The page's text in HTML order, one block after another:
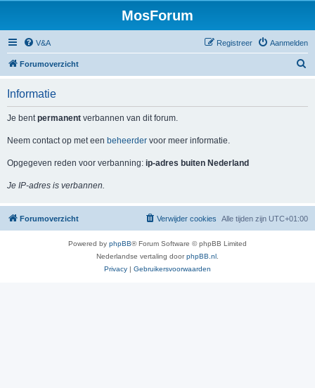
MosForum
V&A Aanmelden
Registreer
Forumoverzicht
Informatie
Je bentpermanent verbannen van dit forum.
Neem contact op met een beheerder voor meer informatie.
Opgegeven reden voor verbanning: ip-adres buiten Nederland
Je IP-adres is verbannen.
Forumoverzicht Alle tijden zijn UTC+01:00
Verwijder cookies
Powered by phpBB® Forum Software © phpBB Limited
Nederlandse vertaling doorphpBB.nl
Privacy | Gebruikersvoorwaarden